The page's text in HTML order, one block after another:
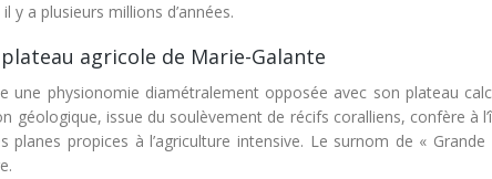
y a plusieurs millions d’années.
agricole de Marie-Galante
une physionomie diamétralement opposée avec son plateau
géologique, issue du soulèvement de récifs coralliens, confère à
planes propices à l’agriculture intensive. Le surnom de «